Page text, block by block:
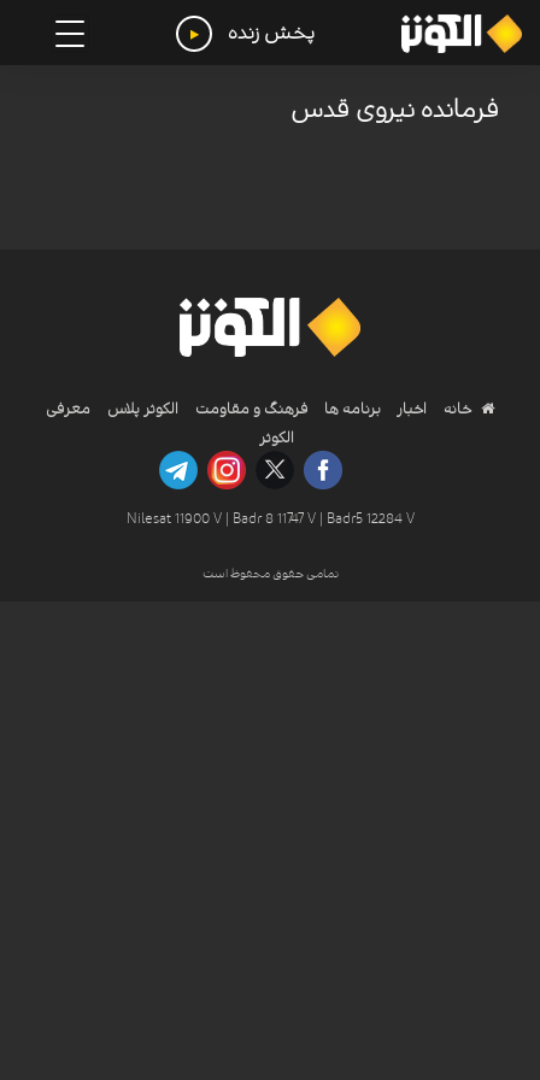
پخش زنده
فرمانده نیروی قدس
خانه اخبار برنامه ها فرهنگ و مقاومت الکوثر پلاس
معرفی
الکوثر
Nilesat 11900 V | Badr 8 11747 V | Badr5 12284 V
تمامی حقوق محفوظ است